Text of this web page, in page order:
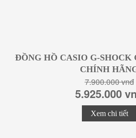
ĐỒNG HỒ CASIO G-SHOCK
CHÍNH
7.900.000 vnđ
5.925.000
Xem chi tiết